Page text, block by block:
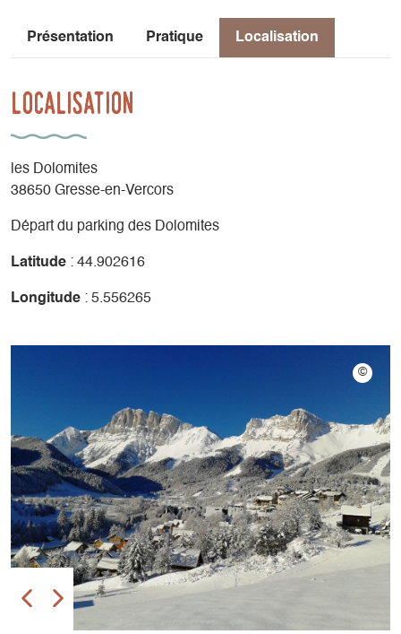
Présentation Pratique Localisation
Localisation
les Dolomites
38650 Gresse-en-Vercors
Départ du parking des Dolomites
Latitude : 44.902616
Longitude : 5.556265